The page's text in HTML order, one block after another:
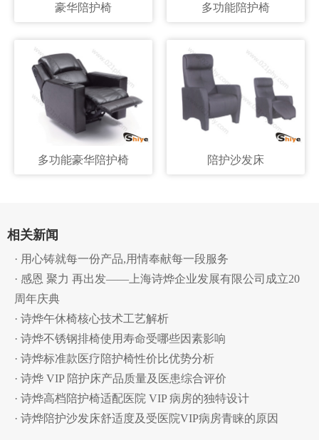
豪华陪护椅 多功能陪护椅
多功能豪华陪护椅 陪护沙发床
相关新闻
· 用心铸就每一份产品,用情奉献每一段服务
· 感恩 聚力 再出发——上海诗烨企业发展有限公司成立20
周年庆典
· 诗烨午休椅核心技术工艺解析
· 诗烨不锈钢排椅使用寿命受哪些因素影响
· 诗烨标准款医疗陪护椅性价比优势分析
· 诗烨 VIP 陪护床产品质量及医患综合评价
· 诗烨高档陪护椅适配医院 VIP 病房的独特设计
· 诗烨陪护沙发床舒适度及受医院VIP病房青睐的原因